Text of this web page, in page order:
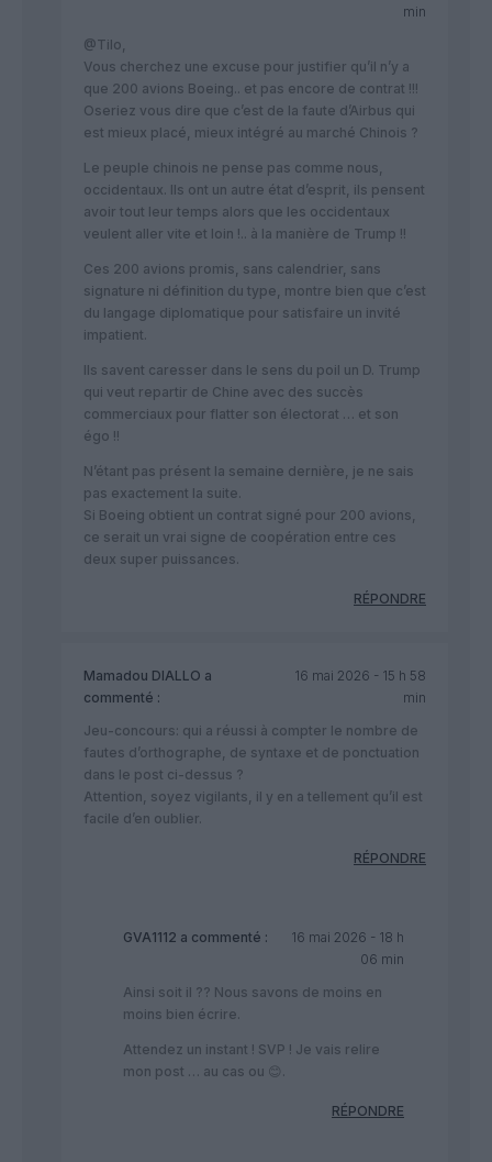
min
@Tilo,
Vous cherchez une excuse pour justifier qu’il n’y a
que 200 avions Boeing.. et pas encore de contrat !!!
Oseriez vous dire que c’est de la faute d’Airbus qui
est mieux placé, mieux intégré au marché Chinois ?
Le peuple chinois ne pense pas comme nous,
occidentaux. Ils ont un autre état d’esprit, ils pensent
avoir tout leur temps alors que les occidentaux
veulent aller vite et loin !.. à la manière de Trump !!
Ces 200 avions promis, sans calendrier, sans
signature ni définition du type, montre bien que c’est
du langage diplomatique pour satisfaire un invité
impatient.
Ils savent caresser dans le sens du poil un D. Trump
qui veut repartir de Chine avec des succès
commerciaux pour flatter son électorat … et son
égo !!
N’étant pas présent la semaine dernière, je ne sais
pas exactement la suite.
Si Boeing obtient un contrat signé pour 200 avions,
ce serait un vrai signe de coopération entre ces
deux super puissances.
RÉPONDRE
Mamadou DIALLO a
commenté :
16 mai 2026 - 15 h 58
min
Jeu-concours: qui a réussi à compter le nombre de
fautes d’orthographe, de syntaxe et de ponctuation
dans le post ci-dessus ?
Attention, soyez vigilants, il y en a tellement qu’il est
facile d’en oublier.
RÉPONDRE
GVA1112 a commenté :
16 mai 2026 - 18 h
06 min
Ainsi soit il ?? Nous savons de moins en
moins bien écrire.
Attendez un instant ! SVP ! Je vais relire
mon post … au cas ou 😊.
RÉPONDRE